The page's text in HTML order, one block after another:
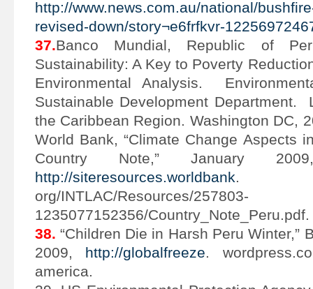
http://www.news.com.au/national/
revised-down/story¬e6frfkvr-
37.Banco Mundial, Republic of
Sustainability: A Key to Poverty
Environmental Analysis.
Sustainable Development Department.
the Caribbean Region. Washington DC,
World Bank, “Climate Change Aspects
Country Note,” January
http://siteresources.worldbank.
org/INTLAC/Resources/257803-
1235077152356/Country_Note_Peru.pdf.
38. “Children Die in Harsh Peru Winter,”
2009, http://globalfreeze.
america.